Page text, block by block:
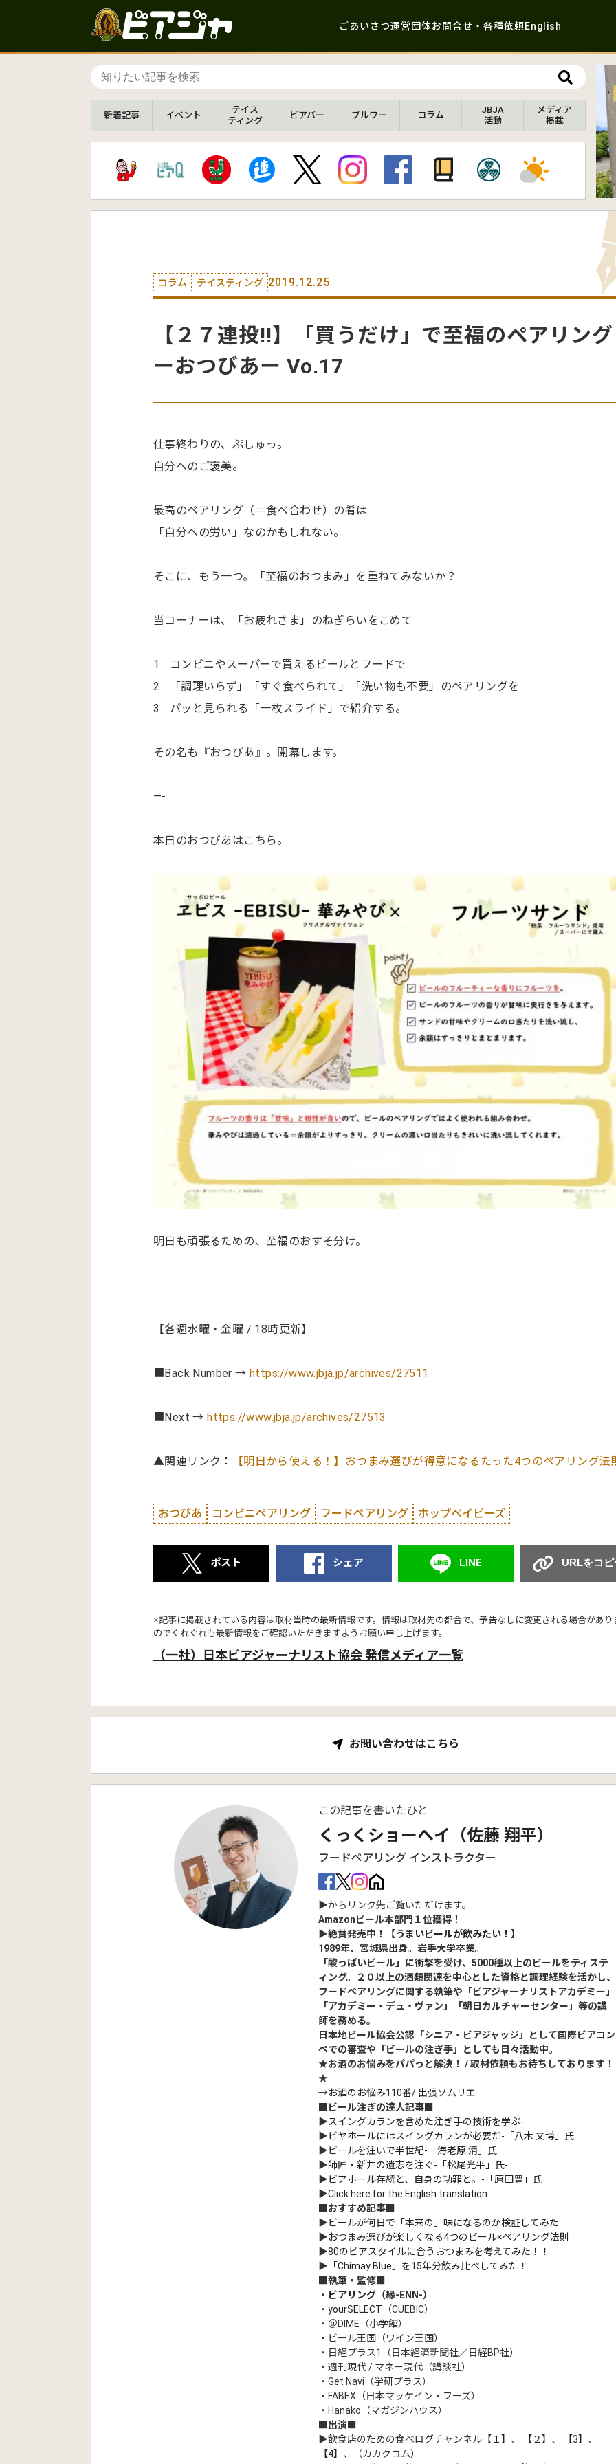
ごあいさつ運営団体お問合せ・各種依頼English
新着記事 イベント
テイス
ティング
ビアバー ブルワー コラム
JBJA
活動
メディア
掲載
コラム テイスティング 2019.12.25
【２７連投!!】「買うだけ」で至福のペアリ
ーおつびあー Vo.17
仕事終わりの、ぷしゅっ。
自分へのご褒美。
最高のペアリング（＝食べ合わせ）の肴は
「自分への労い」なのかもしれない。
そこに、もう一つ。「至福のおつまみ」を重ねてみないか？
当コーナーは、「お疲れさま」のねぎらいをこめて
コンビニやスーパーで買えるビールとフードで
「調理いらず」「すぐ食べられて」「洗い物も不要」のペアリングを
パッと見られる「一枚スライド」で紹介する。
その名も『おつびあ』。開幕します。
—-
本日のおつびあはこちら。
明日も頑張るための、至福のおすそ分け。
【各週水曜・金曜 / 18時更新】
■Back Number → https://www.jbja.jp/archives/27511
■Next →https://www.jbja.jp/archives/27513
▲関連リンク： 【明日から使える！】おつまみ選びが得意になるたった4つのペアリング法
おつびあ コンビニペアリング フードペアリング ホップベイビーズ
ポスト シェア LINE URLをコピ
※記事に掲載されている内容は取材当時の最新情報です。情報は取材先の都合で、予告なしに変更される場合があり
のでくれぐれも最新情報をご確認いただきますようお願い申し上げます。
（一社）日本ビアジャーナリスト協会 発信メディア一覧
お問い合わせはこちら
この記事を書いたひと
くっくショーヘイ（佐藤 翔平）
フードペアリング インストラクター
▶からリンク先ご覧いただけます。
Amazonビール本部門１位獲得！
▶絶賛発売中！【うまいビールが飲みたい！ 】
1989年、宮城県出身。岩手大学卒業。
「酸っぱいビール」に衝撃を受け、5000種以上のビールをティステ
ィング。２０以上の酒類関連を中心とした資格と調理経験を活かし、
フードペアリングに関する執筆や「ビアジャーナリストアカデミー」
「アカデミー・デュ・ヴァン」「朝日カルチャーセンター」等の講
師を務める。
日本地ビール協会公認「シニア・ビアジャッジ」として国際ビアコン
ペでの審査や「ビールの注ぎ手」としても日々活動中。
★お酒のお悩みをパパっと解決！ / 取材依頼もお待ちしております！
★
→お酒のお悩み110番/ 出張ソムリエ
■ビール注ぎの達人記事■
▶スイングカランを含めた注ぎ手の技術を学ぶ-
▶ビヤホールにはスイングカランが必要だ-「八木 文博」氏
▶ビールを注いで半世紀-「海老原 清」氏
▶師匠・新井の遺志を注ぐ-「松尾光平」氏-
▶ビアホール存続と、自身の功罪と。-「原田豊」氏
▶Click here for the English translation
■おすすめ記事■
▶ビールが何日で「本来の」味になるのか検証してみた
▶おつまみ選びが楽しくなる4つのビール×ペアリング法則
▶80のビアスタイルに合うおつまみを考えてみた！！
▶ 「Chimay Blue」を15年分飲み比べしてみた！
■執筆・監修■
・ ビアリング （縁-ENN-）
・ yourSELECT （CUEBIC）
・＠DIME（小学館）
・ビール王国（ワイン王国）
・日経プラス1（日本経済新聞社／日経BP社）
・週刊現代 / マネー現代（講談社）
・Get Navi（学研プラス）
・FABEX（日本マッケイン・フーズ）
・Hanako（マガジンハウス）
■出演■
▶飲食店のための食べログチャンネル 【１】 、 【２】 、 【3】 、
【4】 、（カカクコム）